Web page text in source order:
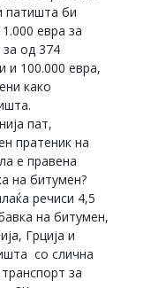
патишта би
евра за
за од 374
и 100.000 евра,
како
пат,
пратеник на
е правена
на битумен?
речиси 4,5
на битумен,
Грција и
со слична
за